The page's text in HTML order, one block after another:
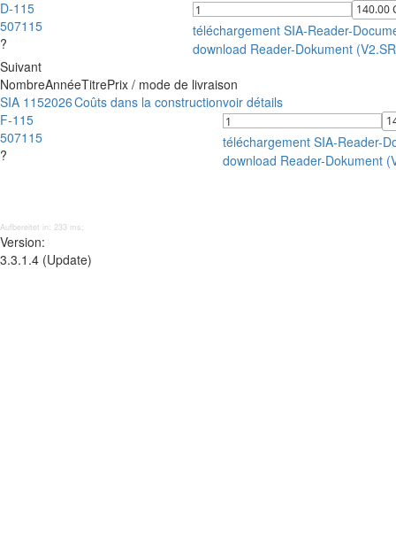
D-115
507115
?
téléchargement SIA-Reader-
download Reader-Dokument
Suivant
NombreAnnéeTitrePrix / mode de livraison
SIA 115
F-115
507115
?
2026Coûts dans la constructionvoir détails
téléchargement SIA-Reader-
download Reader-Dokument
Aufbereitet in: 233 ms;
Version:
3.3.1.4 (Update)